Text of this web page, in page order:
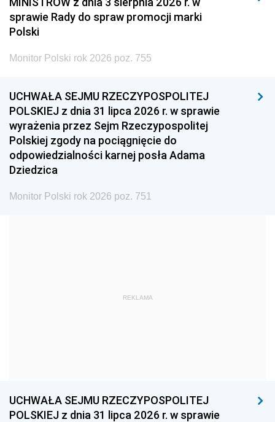
2008 2007 2006
2005
1996 1995 1994
1993 1992 1991
1990 1989
1987 1986 1985
1968
1954 1953 1952
sprawie Rady do spraw promocji marki
Polski
Monitor Polski rok 2026 poz. 755
UCHWAŁA SEJMU RZECZYPOSPOLITEJ
POLSKIEJ z dnia 31 lipca 2026 r. w sprawie
wyrażenia przez Sejm Rzeczypospolitej
Polskiej zgody na pociągnięcie do
odpowiedzialności karnej posła Adama
Dziedzica
Monitor Polski rok 2026 poz. 751
REKLAMA
UCHWAŁA SEJMU RZECZYPOSPOLITEJ
POLSKIEJ z dnia 31 lipca 2026 r. w sprawie